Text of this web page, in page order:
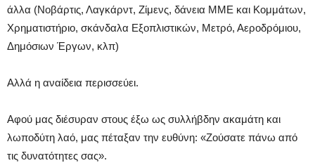
άλλα (Νοβάρτις, Λαγκάρντ, Ζίμενς, δάνεια ΜΜΕ και Κομμάτων,
Χρηματιστήριο, σκάνδαλα Εξοπλιστικών, Μετρό, Αεροδρόμιου,
Δημόσιων Έργων, κλπ)
Αλλά η αναίδεια περισσεύει.
Αφού μας διέσυραν στους έξω ως συλλήβδην ακαμάτη και
λωποδύτη λαό, μας πέταξαν την ευθύνη: «Ζούσατε πάνω από
τις δυνατότητες σας».